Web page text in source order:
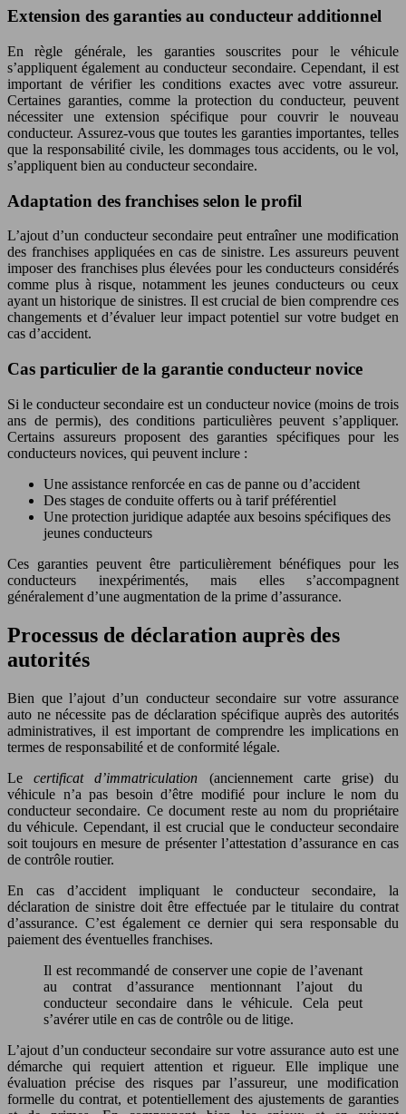
Extension des garanties au conducteur additionnel
En règle générale, les garanties souscrites pour le véhicule
s’appliquent également au conducteur secondaire. Cependant, il est
important de vérifier les conditions exactes avec votre assureur.
Certaines garanties, comme la protection du conducteur, peuvent
nécessiter une extension spécifique pour couvrir le nouveau
conducteur. Assurez-vous que toutes les garanties importantes, telles
que la responsabilité civile, les dommages tous accidents, ou le vol,
s’appliquent bien au conducteur secondaire.
Adaptation des franchises selon le profil
L’ajout d’un conducteur secondaire peut entraîner une modification
des franchises appliquées en cas de sinistre. Les assureurs peuvent
imposer des franchises plus élevées pour les conducteurs considérés
comme plus à risque, notamment les jeunes conducteurs ou ceux
ayant un historique de sinistres. Il est crucial de bien comprendre ces
changements et d’évaluer leur impact potentiel sur votre budget en
cas d’accident.
Cas particulier de la garantie conducteur novice
Si le conducteur secondaire est un conducteur novice (moins de trois
ans de permis), des conditions particulières peuvent s’appliquer.
Certains assureurs proposent des garanties spécifiques pour les
conducteurs novices, qui peuvent inclure :
Une assistance renforcée en cas de panne ou d’accident
Des stages de conduite offerts ou à tarif préférentiel
Une protection juridique adaptée aux besoins spécifiques des
jeunes conducteurs
Ces garanties peuvent être particulièrement bénéfiques pour les
conducteurs inexpérimentés, mais elles s’accompagnent
généralement d’une augmentation de la prime d’assurance.
Processus de déclaration auprès des
autorités
Bien que l’ajout d’un conducteur secondaire sur votre assurance
auto ne nécessite pas de déclaration spécifique auprès des autorités
administratives, il est important de comprendre les implications en
termes de responsabilité et de conformité légale.
Lecertificat d’immatriculation (anciennement carte grise) du
véhicule n’a pas besoin d’être modifié pour inclure le nom du
conducteur secondaire. Ce document reste au nom du propriétaire
du véhicule. Cependant, il est crucial que le conducteur secondaire
soit toujours en mesure de présenter l’attestation d’assurance en cas
de contrôle routier.
En cas d’accident impliquant le conducteur secondaire, la
déclaration de sinistre doit être effectuée par le titulaire du contrat
d’assurance. C’est également ce dernier qui sera responsable du
paiement des éventuelles franchises.
Il est recommandé de conserver une copie de l’avenant
au contrat d’assurance mentionnant l’ajout du
conducteur secondaire dans le véhicule. Cela peut
s’avérer utile en cas de contrôle ou de litige.
L’ajout d’un conducteur secondaire sur votre assurance auto est une
démarche qui requiert attention et rigueur. Elle implique une
évaluation précise des risques par l’assureur, une modification
formelle du contrat, et potentiellement des ajustements de garanties